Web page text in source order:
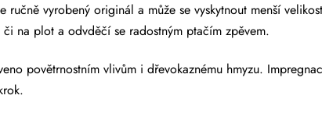
ručně vyrobený originál a může se vyskytnout menší
či na plot a odvděčí se radostným ptačím zpěvem.
povětrnostním vlivům i dřevokaznému hmyzu.